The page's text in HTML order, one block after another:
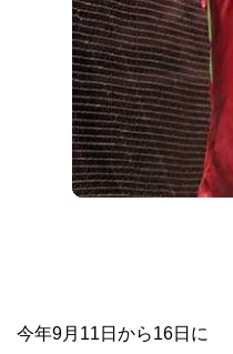
今年9月11日から16日に